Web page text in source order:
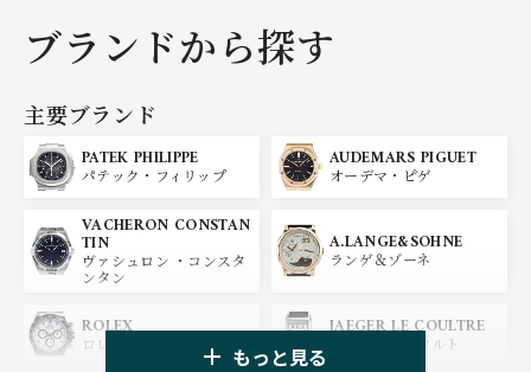
ブランドから探す
主要ブランド
PATEK PHILIPPE
パテック・フィリップ
AUDEMARS PIGUET
オーデマ・ピゲ
VACHERON CONSTAN
TIN
ヴァシュロン ・コンスタ
ンタン
A.LANGE&SOHNE
ランゲ＆ゾーネ
ROLEX
ロレックス
JAEGER LE COULTRE
ジャガー・ルクルト
もっと見る